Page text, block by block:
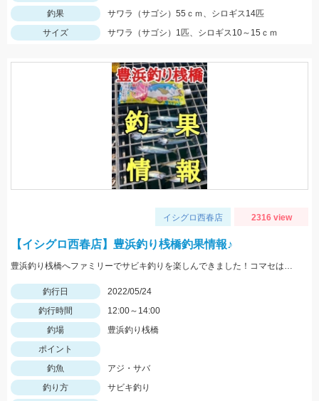
釣果
サワラ（サゴシ）55ｃｍ、シロギス14匹
サイズ
サワラ（サゴシ）1匹、シロギス10～15ｃｍ
イシグロ西春店 2316 view
【イシグロ西春店】豊浜釣り桟橋釣果情報♪
豊浜釣り桟橋へファミリーでサビキ釣りを楽しんできました！コマセはサビキ三昧、イワシ三昧がオススメです！
釣行日
2022/05/24
釣行時間
12:00～14:00
釣場
豊浜釣り桟橋
ポイント
釣魚
アジ・サバ
釣り方
サビキ釣り